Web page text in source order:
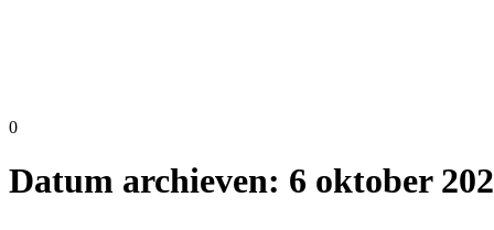
0
Datum archieven: 6 oktober